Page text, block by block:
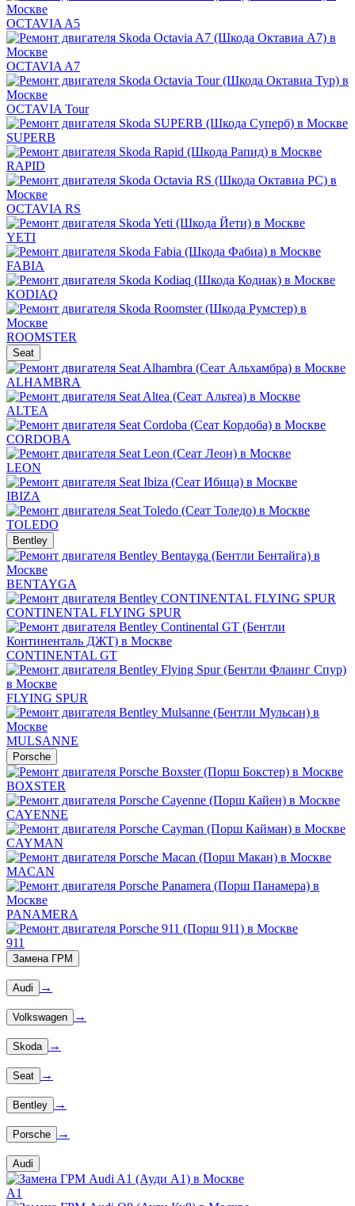
OCTAVIA A5
OCTAVIA A7
OCTAVIA Tour
SUPERB
RAPID
OCTAVIA RS
YETI
FABIA
KODIAQ
ROOMSTER
Seat
ALHAMBRA
ALTEA
CORDOBA
LEON
IBIZA
TOLEDO
Bentley
BENTAYGA
CONTINENTAL FLYING SPUR
CONTINENTAL GT
FLYING SPUR
MULSANNE
Porsche
BOXSTER
CAYENNE
CAYMAN
MACAN
PANAMERA
911
Замена ГРМ
Audi →
Volkswagen →
Skoda →
Seat →
Bentley →
Porsche →
Audi
A1